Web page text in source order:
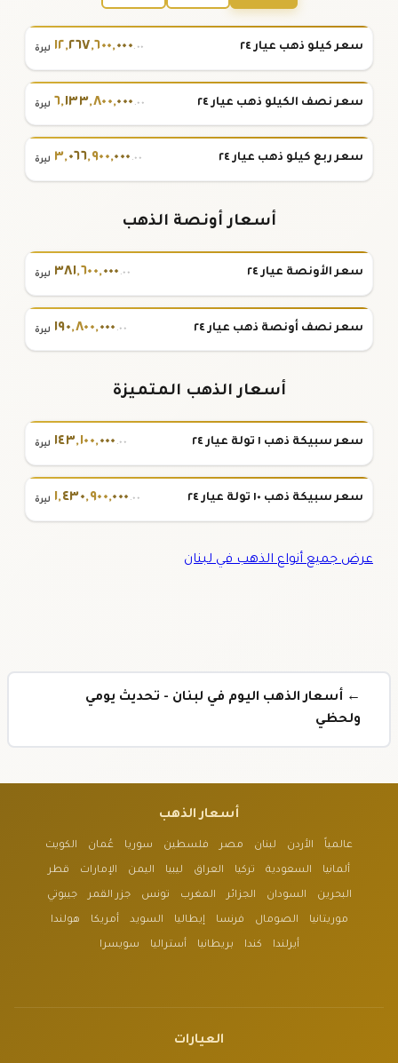
سعر كيلو ذهب عيار ٢٤ ١٢,٢٦٧,٦٠٠,٠٠٠.٠٠ ليرة
سعر نصف الكيلو ذهب عيار ٢٤ ٦,١٣٣,٨٠٠,٠٠٠ .٠٠ ليرة
سعر ربع كيلو ذهب عيار ٢٤ ٣,٠٦٦,٩٠٠,٠٠٠ .٠٠ ليرة
أسعار أونصة الذهب
سعر الأونصة عيار ٢٤ ٣٨١,٦٠٠,٠٠٠ .٠٠ ليرة
سعر نصف أونصة ذهب عيار ٢٤ ١٩٠,٨٠٠,٠٠٠ .٠٠ ليرة
أسعار الذهب المتميزة
سعر سبيكة ذهب ١ تولة عيار ٢٤ ١٤٣,١٠٠,٠٠٠ .٠٠ ليرة
سعر سبيكة ذهب ١٠ تولة عيار ٢٤ ١,٤٣٠,٩٠٠,٠٠٠ .٠٠ ليرة
عرض جميع أنواع الذهب في لبنان
← أسعار الذهب اليوم في لبنان - تحديث يومي
ولحظي
أسعار الذهب
عالمياً الأردن لبنان مصر فلسطين سوريا عُمان الكويت
ألمانيا السعودية تركيا العراق ليبيا اليمن الإمارات قطر
البحرين السودان الجزائر المغرب تونس جزر القمر جيبوتي
موريتانيا الصومال فرنسا إيطاليا السويد أمريكا هولندا
أيرلندا كندا بريطانيا أستراليا سويسرا
العيارات